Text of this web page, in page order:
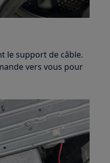
le support de câble.
vers vous pour